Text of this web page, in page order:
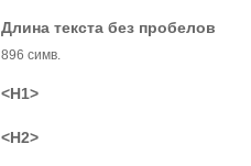
Длина текста без пробелов
896 симв.
<H1>
<H2>